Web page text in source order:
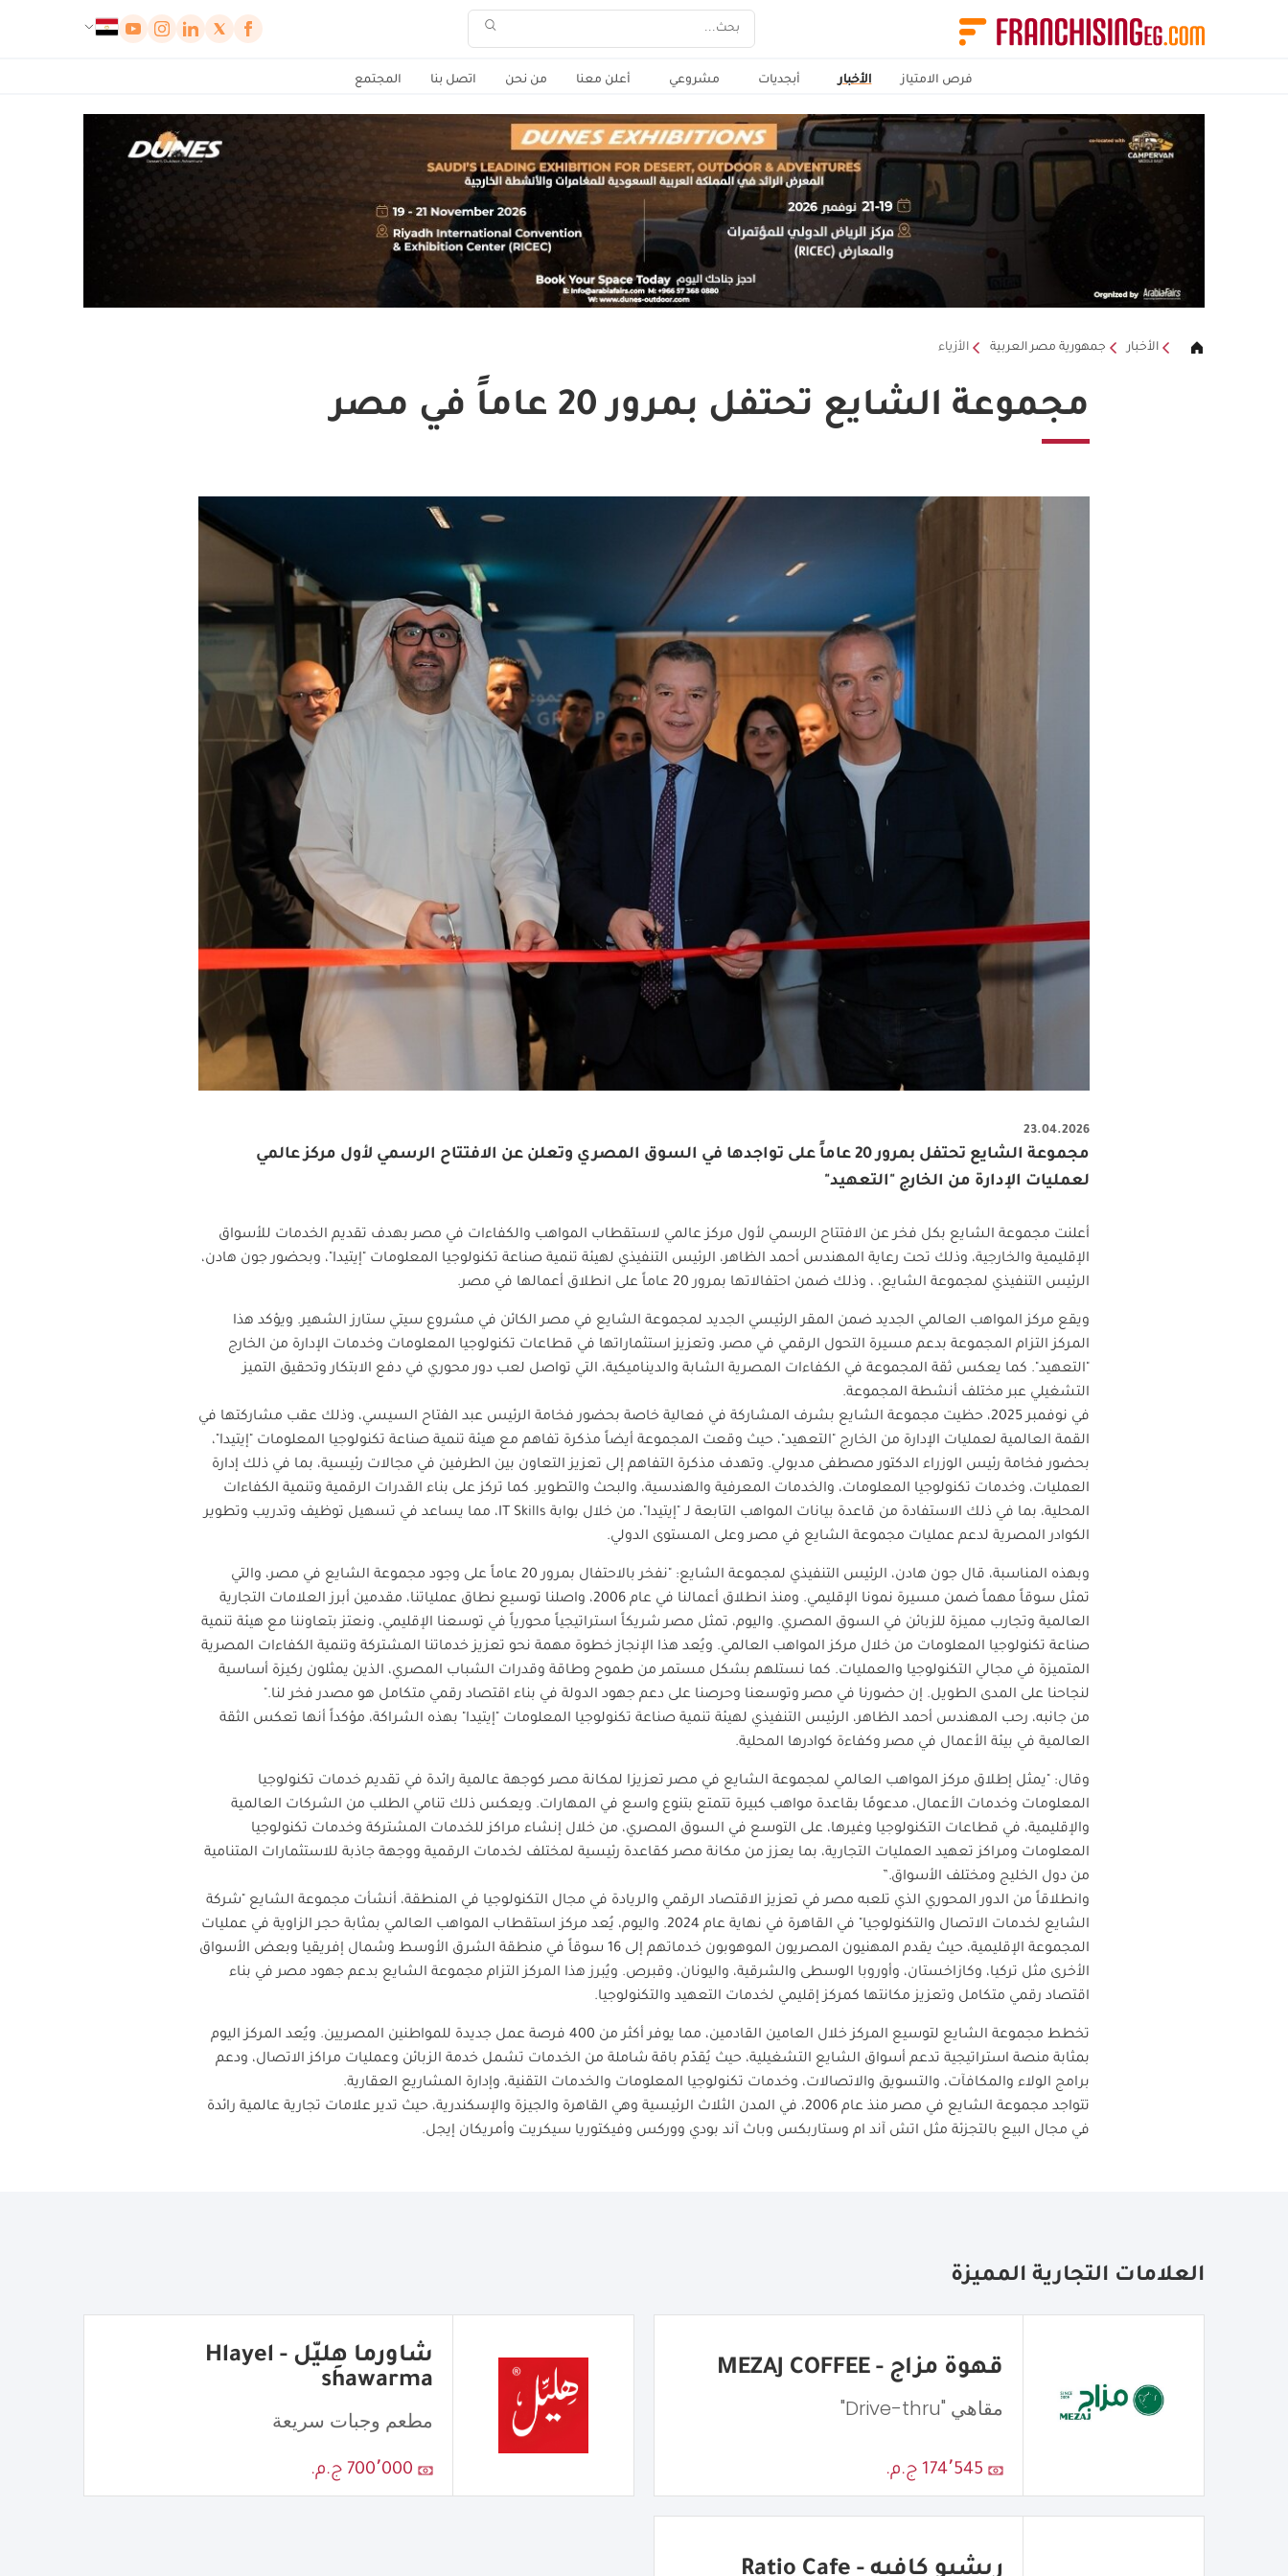
فرص الامتياز الأخبار أبجديات مشروعي أعلن معنا من نحن اتصل بنا المجتمع
الأخبار جمهورية مصر العربية الأزياء
مجموعة الشايع تحتفل بمرور 20 عاماً في مصر
23.04.2026
مجموعة الشايع تحتفل بمرور 20 عاماً على تواجدها في السوق المصري وتعلن عن الافتتاح الرسمي لأول مركز عالمي
لعمليات الإدارة من الخارج "التعهيد"
أعلنت مجموعة الشايع بكل فخر عن الافتتاح الرسمي لأول مركز عالمي لاستقطاب المواهب والكفاءات في مصر بهدف تقديم الخدمات للأسواق
الإقليمية والخارجية، وذلك تحت رعاية المهندس أحمد الظاهر، الرئيس التنفيذي لهيئة تنمية صناعة تكنولوجيا المعلومات "إيتيدا"، وبحضور جون هادن،
الرئيس التنفيذي لمجموعة الشايع، ، وذلك ضمن احتفالاتها بمرور 20 عاماً على انطلاق أعمالها في مصر.
ويقع مركز المواهب العالمي الجديد ضمن المقر الرئيسي الجديد لمجموعة الشايع في مصر الكائن في مشروع سيتي ستارز الشهير. ويؤكد هذا
المركز التزام المجموعة بدعم مسيرة التحول الرقمي في مصر، وتعزيز استثماراتها في قطاعات تكنولوجيا المعلومات وخدمات الإدارة من الخارج
"التعهيد" . كما يعكس ثقة المجموعة في الكفاءات المصرية الشابة والديناميكية، التي تواصل لعب دور محوري في دفع الابتكار وتحقيق التميز
التشغيلي عبر مختلف أنشطة المجموعة.
في نوفمبر 2025، حظيت مجموعة الشايع بشرف المشاركة في فعالية خاصة بحضور فخامة الرئيس عبد الفتاح السيسي، وذلك عقب مشاركتها في
القمة العالمية لعمليات الإدارة من الخارج "التعهيد"، حيث وقعت المجموعة أيضاً مذكرة تفاهم مع هيئة تنمية صناعة تكنولوجيا المعلومات "إيتيدا"،
بحضور فخامة رئيس الوزراء الدكتور مصطفى مدبولي. وتهدف مذكرة التفاهم إلى تعزيز التعاون بين الطرفين في مجالات رئيسية، بما في ذلك إدارة
العمليات، وخدمات تكنولوجيا المعلومات، والخدمات المعرفية والهندسية، والبحث والتطوير. كما تركز على بناء القدرات الرقمية وتنمية الكفاءات
المحلية، بما في ذلك الاستفادة من قاعدة بيانات المواهب التابعة لـ "إيتيدا"، من خلال بوابة IT Skills، مما يساعد في تسهيل توظيف وتدريب وتطوير
الكوادر المصرية لدعم عمليات مجموعة الشايع في مصر وعلى المستوى الدولي.
وبهذه المناسبة، قال جون هادن، الرئيس التنفيذي لمجموعة الشايع: "نفخر بالاحتفال بمرور 20 عاماً على وجود مجموعة الشايع في مصر، والتي
تمثل سوقاً مهماً ضمن مسيرة نمونا الإقليمي. ومنذ انطلاق أعمالنا في عام 2006، واصلنا توسيع نطاق عملياتنا، مقدمين أبرز العلامات التجارية
العالمية وتجارب مميزة للزبائن في السوق المصري. واليوم، تمثل مصر شريكاً استراتيجياً محورياً في توسعنا الإقليمي، ونعتز بتعاوننا مع هيئة تنمية
صناعة تكنولوجيا المعلومات من خلال مركز المواهب العالمي. ويُعد هذا الإنجاز خطوة مهمة نحو تعزيز خدماتنا المشتركة وتنمية الكفاءات المصرية
المتميزة في مجالي التكنولوجيا والعمليات. كما نستلهم بشكل مستمر من طموح وطاقة وقدرات الشباب المصري، الذين يمثلون ركيزة أساسية
لنجاحنا على المدى الطويل. إن حضورنا في مصر وتوسعنا وحرصنا على دعم جهود الدولة في بناء اقتصاد رقمي متكامل هو مصدر فخر لنا."
من جانبه، رحب المهندس أحمد الظاهر، الرئيس التنفيذي لهيئة تنمية صناعة تكنولوجيا المعلومات "إيتيدا" بهذه الشراكة، مؤكداً أنها تعكس الثقة
العالمية في بيئة الأعمال في مصر وكفاءة كوادرها المحلية.
وقال: "يمثل إطلاق مركز المواهب العالمي لمجموعة الشايع في مصر تعزيزا لمكانة مصر كوجهة عالمية رائدة في تقديم خدمات تكنولوجيا
المعلومات وخدمات الأعمال، مدعومًا بقاعدة مواهب كبيرة تتمتع بتنوع واسع في المهارات. ويعكس ذلك تنامي الطلب من الشركات العالمية
والإقليمية، في قطاعات التكنولوجيا وغيرها، على التوسع في السوق المصري، من خلال إنشاء مراكز للخدمات المشتركة وخدمات تكنولوجيا
المعلومات ومراكز تعهيد العمليات التجارية، بما يعزز من مكانة مصر كقاعدة رئيسية لمختلف لخدمات الرقمية ووجهة جاذبة للاستثمارات المتنامية
من دول الخليج ومختلف الأسواق.”
وانطلاقاً من الدور المحوري الذي تلعبه مصر في تعزيز الاقتصاد الرقمي والريادة في مجال التكنولوجيا في المنطقة، أنشأت مجموعة الشايع "شركة
الشايع لخدمات الاتصال والتكنولوجيا" في القاهرة في نهاية عام 2024. واليوم، يُعد مركز استقطاب المواهب العالمي بمثابة حجر الزاوية في عمليات
المجموعة الإقليمية، حيث يقدم المهنيون المصريون الموهوبون خدماتهم إلى 16 سوقاً في منطقة الشرق الأوسط وشمال إفريقيا وبعض الأسواق
الأخرى مثل تركيا، وكازاخستان، وأوروبا الوسطى والشرقية، واليونان، وقبرص. ويُبرز هذا المركز التزام مجموعة الشايع بدعم جهود مصر في بناء
اقتصاد رقمي متكامل وتعزيز مكانتها كمركز إقليمي لخدمات التعهيد والتكنولوجيا.
تخطط مجموعة الشايع لتوسيع المركز خلال العامين القادمين، مما يوفر أكثر من 400 فرصة عمل جديدة للمواطنين المصريين. ويُعد المركز اليوم
بمثابة منصة استراتيجية تدعم أسواق الشايع التشغيلية، حيث يُقدّم باقة شاملة من الخدمات تشمل خدمة الزبائن وعمليات مراكز الاتصال، ودعم
برامج الولاء والمكافآت، والتسويق والاتصالات، وخدمات تكنولوجيا المعلومات والخدمات التقنية، وإدارة المشاريع العقارية.
تتواجد مجموعة الشايع في مصر منذ عام 2006، في المدن الثلاث الرئيسية وهي القاهرة والجيزة والإسكندرية، حيث تدير علامات تجارية عالمية رائدة
في مجال البيع بالتجزئة مثل اتش آند ام وستاربكس وباث آند بودي ووركس وفيكتوريا سيكريت وأمريكان إيجل.
العلامات التجارية المميزة
قهوة مزاج - MEZAJ COFFEE
مقاهي "Drive-thru"
174٬545 ج.م.
شاورما هِليّل - Hlayel
shawarma
مطعم وجبات سريعة
700٬000 ج.م.
ريشيو كافيه - Ratio Cafe
لوحة إدارة ملفات تعريف الارتباط